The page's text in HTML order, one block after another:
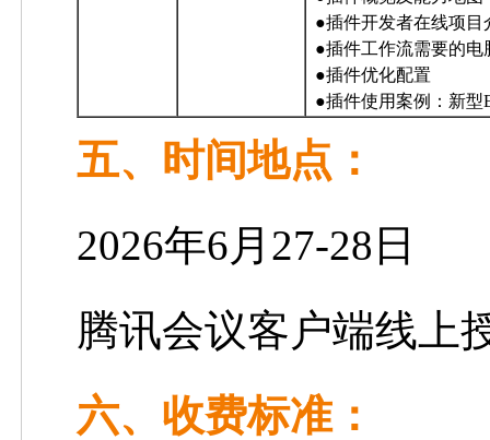
●插件开发者在线项目
●插件工作流需要的电
●插件优化配置
●插件使用案例：新型
五、 时间地点：
2026年6月27-28日
腾讯会议客户端线上
六、 收费标准：